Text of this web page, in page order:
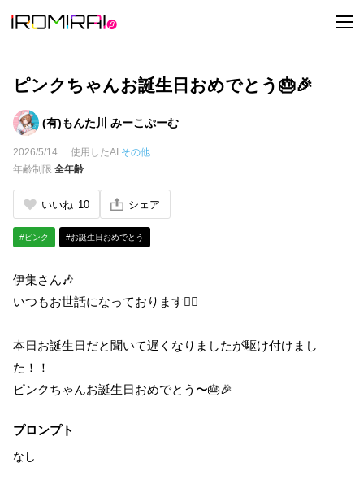
t
o
ピンクちゃんお誕生日おめでとう🎂🎉
(有)もんた川 みーこぷーむ
2026/5/14 使用したAI その他
年齢制限 全年齢
いいね 10 シェア
#ピンク #お誕生日おめでとう
伊集さん🎶
いつもお世話になっております🙇‍♂️
本日お誕生日だと聞いて遅くなりましたが駆け付けまし
た！！
ピンクちゃんお誕生日おめでとう〜🎂🎉
プロンプト
なし